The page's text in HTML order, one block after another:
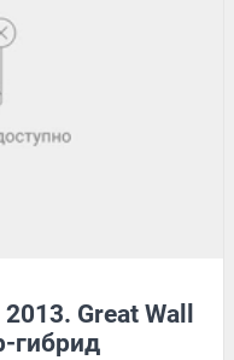
Great Wall
гибрид